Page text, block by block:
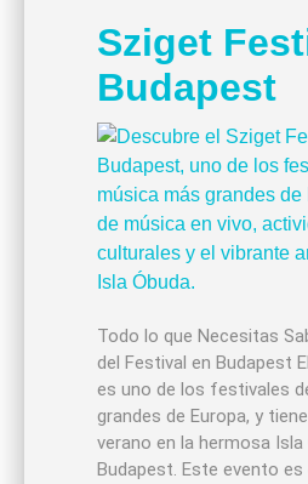
Sziget
Budapest
Todo lo que Necesitas
del Festival en Budapest
es uno de los festivales
grandes de Europa, y
verano en la hermosa Isla
Budapest. Este evento